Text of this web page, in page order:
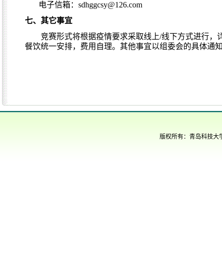
电子信箱： sdhggcsy@126.com
七、其它事宜
竞赛形式将根据疫情要求采取线上/线下方式进行，
餐饮统一安排，费用自理。其他事宜以组委会的具体通
版权所有：青岛科技大